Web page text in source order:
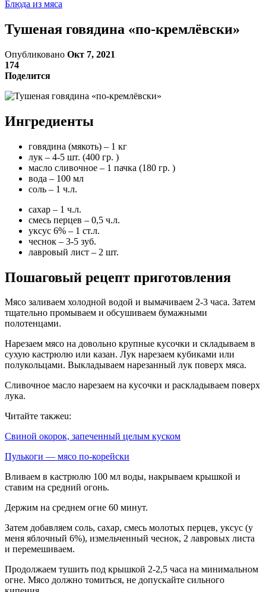
Блюда из мяса
Тушеная говядина «по-кремлёвски»
Опубликовано Окт 7, 2021
174
Поделится
Ингредиенты
говядина (мякоть) – 1 кг
лук – 4-5 шт. (400 гр. )
масло сливочное – 1 пачка (180 гр. )
вода – 100 мл
соль – 1 ч.л.
сахар – 1 ч.л.
смесь перцев – 0,5 ч.л.
уксус 6% – 1 ст.л.
чеснок – 3-5 зуб.
лавровый лист – 2 шт.
Пошаговый рецепт приготовления
Мясо заливаем холодной водой и вымачиваем 2-3 часа. Затем
тщательно промываем и обсушиваем бумажными
полотенцами.
Нарезаем мясо на довольно крупные кусочки и складываем в
сухую кастрюлю или казан. Лук нарезаем кубиками или
полукольцами. Выкладываем нарезанный лук поверх мяса.
Сливочное масло нарезаем на кусочки и раскладываем поверх
лука.
Читайте такжеu:
Свиной окорок, запеченный целым куском
Пулькоги — мясо по-корейски
Вливаем в кастрюлю 100 мл воды, накрываем крышкой и
ставим на средний огонь.
Держим на среднем огне 60 минут.
Затем добавляем соль, сахар, смесь молотых перцев, уксус (у
меня яблочный 6%), измельченный чеснок, 2 лавровых листа
и перемешиваем.
Продолжаем тушить под крышкой 2-2,5 часа на минимальном
огне. Мясо должно томиться, не допускайте сильного